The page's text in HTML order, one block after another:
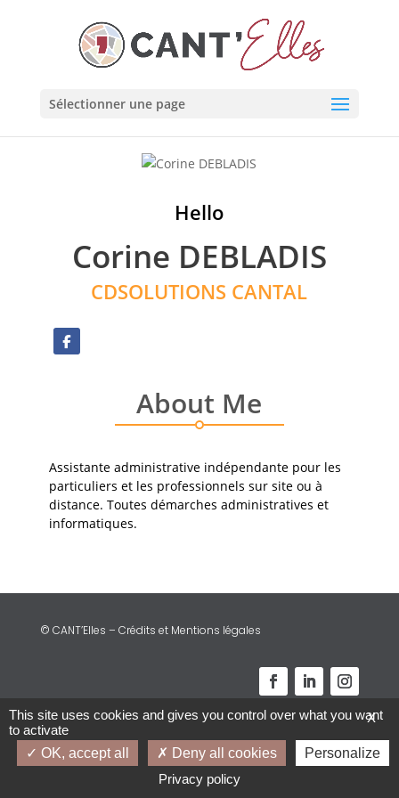
Sélectionner une page
Hello
Corine DEBLADIS
CDSOLUTIONS CANTAL
About Me
Assistante administrative indépendante pour les
particuliers et les professionnels sur site ou à
distance. Toutes démarches administratives et
informatiques.
© CANT’Elles – Crédits et Mentions légales
X
This site uses cookies and gives you control over what you want
to activate
OK, accept all
Deny all cookies
Personalize
Privacy policy